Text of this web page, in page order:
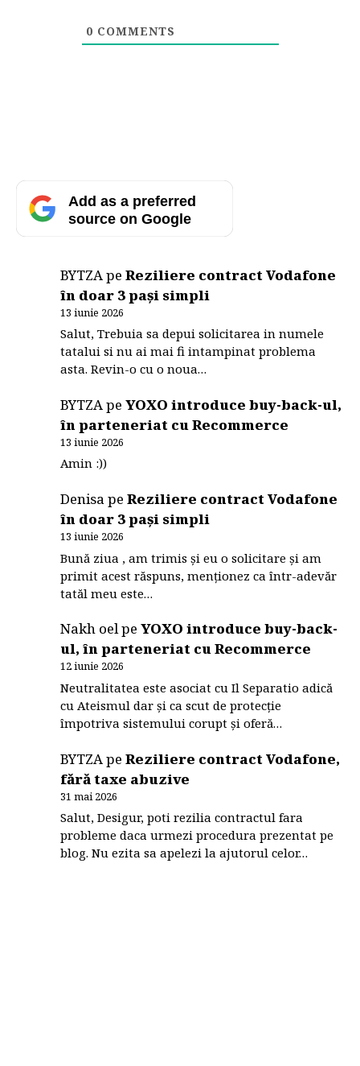
0 COMMENTS
Add as a preferred
source on Google
BYTZApeReziliere contract Vodafone
în doar 3 pași simpli
13 iunie 2026
Salut, Trebuia sa depui solicitarea in numele
tatalui si nu ai mai fi intampinat problema
asta. Revin-o cu o noua…
BYTZApeYOXO introduce buy-back-ul,
în parteneriat cu Recommerce
13 iunie 2026
Amin :))
DenisapeReziliere contract Vodafone
în doar 3 pași simpli
13 iunie 2026
Bună ziua , am trimis și eu o solicitare și am
primit acest răspuns, menționez ca într-adevăr
tatăl meu este…
Nakh oelpeYOXO introduce buy-back-
ul, în parteneriat cu Recommerce
12 iunie 2026
Neutralitatea este asociat cu Il Separatio adică
cu Ateismul dar și ca scut de protecție
împotriva sistemului corupt și oferă…
BYTZA peReziliere contract Vodafone,
fără taxe abuzive
31 mai 2026
Salut, Desigur, poti rezilia contractul fara
probleme daca urmezi procedura prezentat pe
blog. Nu ezita sa apelezi la ajutorul celor…